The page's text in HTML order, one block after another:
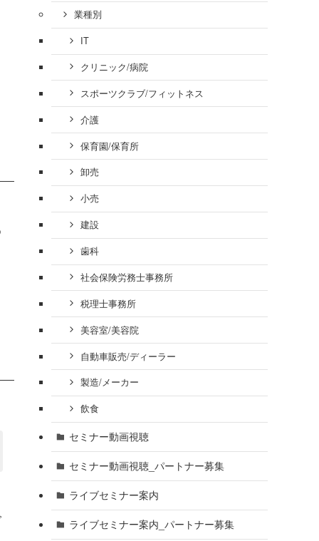
業種別
IT
クリニック/病院
スポーツクラブ/フィットネス
介護
保育園/保育所
卸売
小売
建設
歯科
社会保険労務士事務所
税理士事務所
美容室/美容院
自動車販売/ディーラー
製造/メーカー
飲食
セミナー動画視聴
セミナー動画視聴_パートナー募集
ライブセミナー案内
ライブセミナー案内_パートナー募集